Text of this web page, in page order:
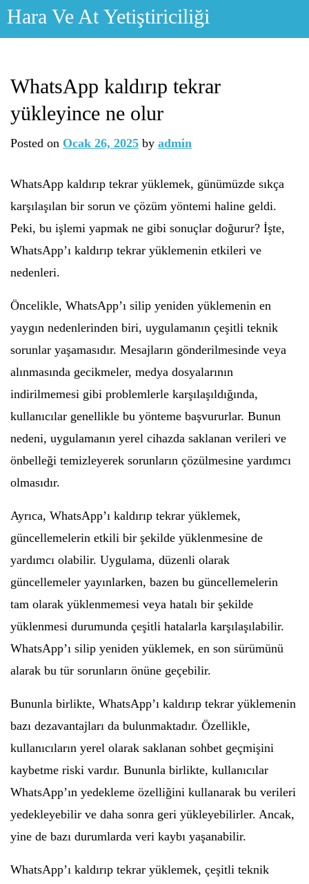
Skip
Hara Ve At Yetiştiriciliği
WhatsApp kaldırıp tekrar
yükleyince ne olur
Posted on Ocak 26, 2025 by admin
WhatsApp kaldırıp tekrar yüklemek, günümüzde sıkça
karşılaşılan bir sorun ve çözüm yöntemi haline geldi.
Peki, bu işlemi yapmak ne gibi sonuçlar doğurur? İşte,
WhatsApp’ı kaldırıp tekrar yüklemenin etkileri ve
nedenleri.
Öncelikle, WhatsApp’ı silip yeniden yüklemenin en
yaygın nedenlerinden biri, uygulamanın çeşitli teknik
sorunlar yaşamasıdır. Mesajların gönderilmesinde veya
alınmasında gecikmeler, medya dosyalarının
indirilmemesi gibi problemlerle karşılaşıldığında,
kullanıcılar genellikle bu yönteme başvururlar. Bunun
nedeni, uygulamanın yerel cihazda saklanan verileri ve
önbelleği temizleyerek sorunların çözülmesine yardımcı
olmasıdır.
Ayrıca, WhatsApp’ı kaldırıp tekrar yüklemek,
güncellemelerin etkili bir şekilde yüklenmesine de
yardımcı olabilir. Uygulama, düzenli olarak
güncellemeler yayınlarken, bazen bu güncellemelerin
tam olarak yüklenmemesi veya hatalı bir şekilde
yüklenmesi durumunda çeşitli hatalarla karşılaşılabilir.
WhatsApp’ı silip yeniden yüklemek, en son sürümünü
alarak bu tür sorunların önüne geçebilir.
Bununla birlikte, WhatsApp’ı kaldırıp tekrar yüklemenin
bazı dezavantajları da bulunmaktadır. Özellikle,
kullanıcıların yerel olarak saklanan sohbet geçmişini
kaybetme riski vardır. Bununla birlikte, kullanıcılar
WhatsApp’ın yedekleme özelliğini kullanarak bu verileri
yedekleyebilir ve daha sonra geri yükleyebilirler. Ancak,
yine de bazı durumlarda veri kaybı yaşanabilir.
WhatsApp’ı kaldırıp tekrar yüklemek, çeşitli teknik